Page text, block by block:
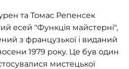
та Томас Репенсек
есей "Функція майстерні",
з французької і виданий
1979 року. Це був один
мистецької